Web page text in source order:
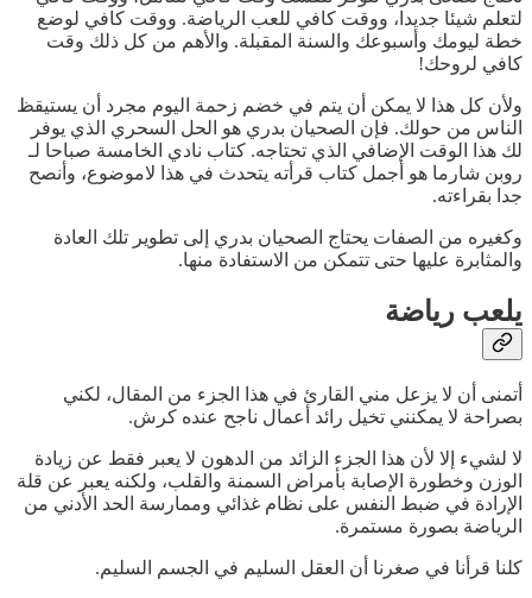
لتعلم شيئا جديدا، ووقت كافي للعب الرياضة. ووقت كافي لوضع
خطة ليومك وأسبوعك والسنة المقبلة. والأهم من كل ذلك وقت
كافي لروحك!
ولأن كل هذا لا يمكن أن يتم في خضم زحمة اليوم مجرد أن يستيقظ
الناس من حولك. فإن الصحيان بدري هو الحل السحري الذي يوفر
لك هذا الوقت الإضافي الذي تحتاجه. كتاب نادي الخامسة صباحا لـ
روبن شارما هو أجمل كتاب قرأته يتحدث في هذا لاموضوع، وأنصح
جدا بقراءته.
وكغيره من الصفات يحتاج الصحيان بدري إلى تطوير تلك العادة
والمثابرة عليها حتى تتمكن من الاستفادة منها.
يلعب رياضة
أتمنى أن لا يزعل مني القارئ في هذا الجزء من المقال، لكني
بصراحة لا يمكنني تخيل رائد أعمال ناجح عنده كرش.
لا لشيء إلا لأن هذا الجزء الزائد من الدهون لا يعبر فقط عن زيادة
الوزن وخطورة الإصابة بأمراض السمنة والقلب، ولكنه يعبر عن قلة
الإرادة في ضبط النفس على نظام غذائي وممارسة الحد الأدني من
الرياضة بصورة مستمرة.
كلنا قرأنا في صغرنا أن العقل السليم في الجسم السليم.